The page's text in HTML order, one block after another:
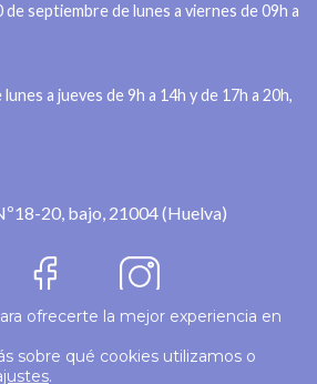
de septiembre de lunes a viernes de 09h a
a jueves de 9h a 14h y de 17h a 20h,
20, bajo, 21004 (Huelva)
Huelva
ofrecerte la mejor experiencia en
sobre qué cookies utilizamos o
.